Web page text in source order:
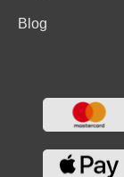
Blog